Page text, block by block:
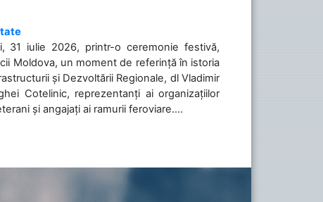
31 iulie 2026, printr-o ceremonie festivă,
Moldova, un moment de referință în istoria
și Dezvoltării Regionale, dl Vladimir
Cotelinic, reprezentanți ai organizațiilor
și angajați ai ramurii feroviare....